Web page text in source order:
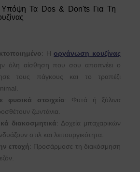
Τα Dos & Don'ts Για Τη
: Η οργάνωση κουζίνας
όλη αίσθηση που σου αποπνέει ο
τους πάγκους και το τραπέζι
φυσικά στοιχεία: Φυτά ή ξύλινα
ζωντάνια.
διακοσμητικά: Δοχεία μπαχαρικών
στιλ και λειτουργικότητα.
εποχή: Προσάρμοσε τη διακόσμηση